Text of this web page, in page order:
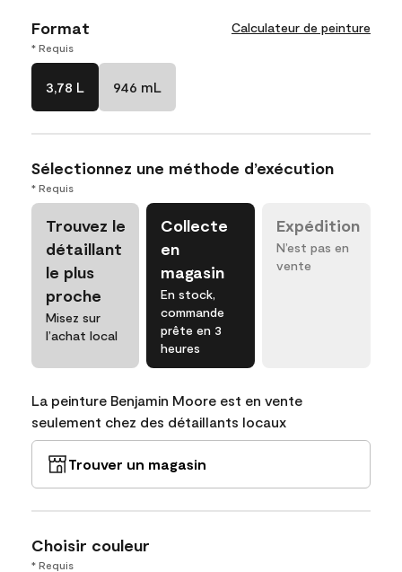
Format Calculateur de peinture
* Requis
3,78 L 946 mL
Sélectionnez une méthode d’exécution
* Requis
Trouvez le
détaillant
le plus
proche
Misez sur
l’achat local
Collecte
en
magasin
En stock,
commande
prête en 3
heures
Expédition
N’est pas en
vente
La peinture Benjamin Moore est en vente
seulement chez des détaillants locaux
Trouver un magasin
Choisir couleur
* Requis